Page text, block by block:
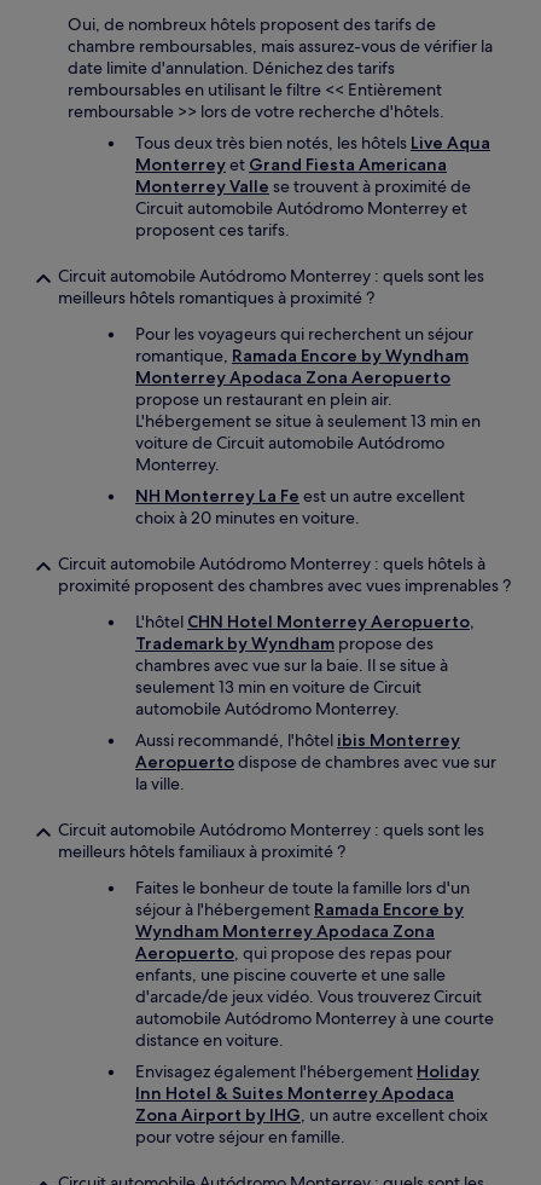
Oui, de nombreux hôtels proposent des tarifs de
chambre remboursables, mais assurez-vous de vérifier la
date limite d'annulation. Dénichez des tarifs
remboursables en utilisant le filtre << Entièrement
remboursable >> lors de votre recherche d'hôtels.
Tous deux très bien notés, les hôtels Live Aqua
Monterreyet Grand Fiesta Americana
Monterrey Valle se trouvent à proximité de
Circuit automobile Autódromo Monterrey et
proposent ces tarifs.
Circuit automobile Autódromo Monterrey : quels sont les
meilleurs hôtels romantiques à proximité ?
Pour les voyageurs qui recherchent un séjour
romantique, Ramada Encore by Wyndham
Monterrey Apodaca Zona Aeropuerto
propose un restaurant en plein air.
L'hébergement se situe à seulement 13 min en
voiture de Circuit automobile Autódromo
Monterrey.
NH Monterrey La Fe est un autre excellent
choix à 20 minutes en voiture.
Circuit automobile Autódromo Monterrey : quels hôtels à
proximité proposent des chambres avec vues imprenables ?
L'hôtel CHN Hotel Monterrey Aeropuerto,
Trademark by Wyndham propose des
chambres avec vue sur la baie. Il se situe à
seulement 13 min en voiture de Circuit
automobile Autódromo Monterrey.
Aussi recommandé, l'hôtel ibis Monterrey
Aeropuertodispose de chambres avec vue sur
la ville.
Circuit automobile Autódromo Monterrey : quels sont les
meilleurs hôtels familiaux à proximité ?
Faites le bonheur de toute la famille lors d'un
séjour à l'hébergement Ramada Encore by
Wyndham Monterrey Apodaca Zona
Aeropuerto, qui propose des repas pour
enfants, une piscine couverte et une salle
d'arcade/de jeux vidéo. Vous trouverez Circuit
automobile Autódromo Monterrey à une courte
distance en voiture.
Envisagez également l'hébergement Holiday
Inn Hotel & Suites Monterrey Apodaca
Zona Airport by IHG, un autre excellent choix
pour votre séjour en famille.